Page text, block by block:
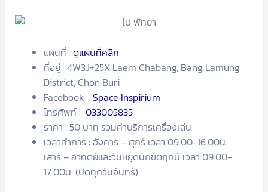
แผนที่ : ดูแผนที่คลิก
ที่อยู่ : 4W3J+25X Laem Chabang, Bang Lamung
District, Chon Buri
Facebook : Space Inspirium
โทรศัพท์ : 033005835
ราคา : 50 บาท รวมค่าบริการเครื่องเล่น
เวลาทำการ : อังคาร – ศุกร์ เวลา 09.00-16.00น.
เสาร์ – อาทิตย์และวันหยุดนักขัตฤกษ์ เวลา 09.00-
17.00น. (ปิดทุกวันจันทร์)